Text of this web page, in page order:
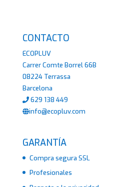
CONTACTO
ECOPLUV
Carrer Comte Borrel 66B
08224 Terrassa
Barcelona
629 138 449
info@ecopluv.com
GARANTÍA
Compra segura SSL
Profesionales